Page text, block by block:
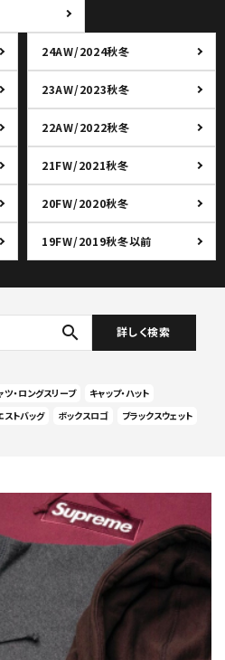
24AW/2024秋冬
23AW/2023秋冬
22AW/2022秋冬
21FW/2021秋冬
20FW/2020秋冬
19FW/2019秋冬以前
search 詳しく検索
ツ・ロングスリーブ
キャップ・ハット
ストバッグ ボックスロゴ ブラックスウェット